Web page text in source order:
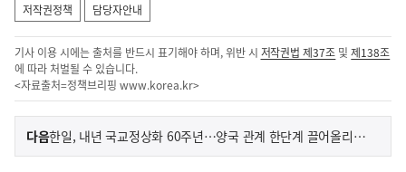
저작권정책
담당자안내
기사 이용 시에는 출처를 반드시 표기해야 하며, 위반 시 저작권법 제37조 및제138조
에 따라 처벌될 수 있습니다.
<자료출처=정책브리핑 www.korea.kr>
이
전
다음기
한일, 내년 국교정상화 60주년…양국 관계 한단계 끌어올리기로